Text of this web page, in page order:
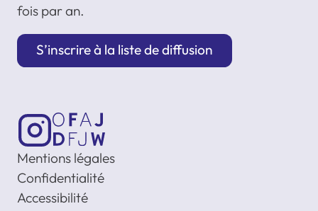
fois par an.
S’inscrire à la liste de diffusion
Mentions légales
Confidentialité
Accessibilité